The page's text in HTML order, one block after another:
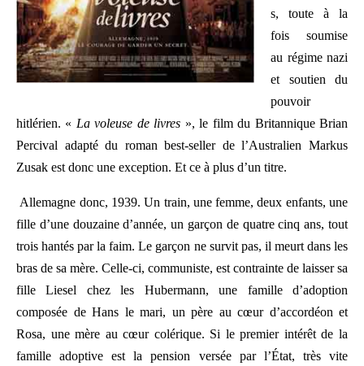
s, toute à la
fois soumise
au régime nazi
et soutien du
pouvoir
hitlérien. « La voleuse de livres », le film du Britannique Brian
Percival adapté du roman best-seller de l’Australien Markus
Zusak est donc une exception. Et ce à plus d’un titre.
Allemagne donc, 1939. Un train, une femme, deux enfants, une
fille d’une douzaine d’année, un garçon de quatre cinq ans, tout
trois hantés par la faim. Le garçon ne survit pas, il meurt dans les
bras de sa mère. Celle-ci, communiste, est contrainte de laisser sa
fille Liesel chez les Hubermann, une famille d’adoption
composée de Hans le mari, un père au cœur d’accordéon et
Rosa, une mère au cœur colérique. Si le premier intérêt de la
famille adoptive est la pension versée par l’État, très vite